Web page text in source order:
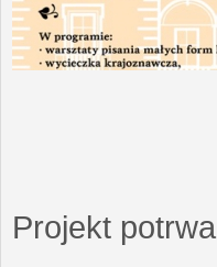
Projekt potrwa